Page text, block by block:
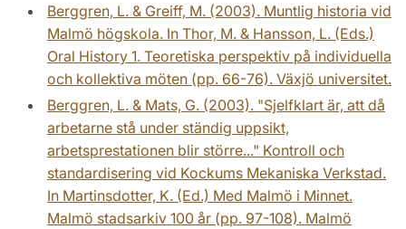
Berggren, L. & Greiff, M. (2003). Muntlig historia vid
Malmö högskola. In Thor, M. & Hansson, L. (Eds.)
Oral History 1. Teoretiska perspektiv på individuella
och kollektiva möten (pp. 66-76). Växjö universitet.
Berggren, L. & Mats, G. (2003). "Sjelfklart är, att då
arbetarne stå under ständig uppsikt,
arbetsprestationen blir större..." Kontroll och
standardisering vid Kockums Mekaniska Verkstad.
In Martinsdotter, K. (Ed.) Med Malmö i Minnet.
Malmö stadsarkiv 100 år (pp. 97-108). Malmö